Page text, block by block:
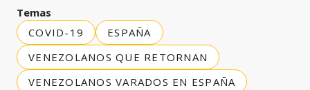
Temas
COVID-19
ESPAÑA
VENEZOLANOS QUE RETORNAN
VENEZOLANOS VARADOS EN ESPAÑA